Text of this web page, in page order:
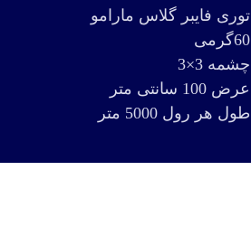
توری فایبر گلاس مارامو
60گرمی
چشمه 3×3
عرض 100 سانتی متر
طول هر رول 5000 متر